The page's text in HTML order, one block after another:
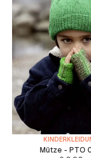
Mütze - PTO